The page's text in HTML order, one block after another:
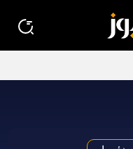
کانون‌های خدمت رضوی
استان قدس رضوی